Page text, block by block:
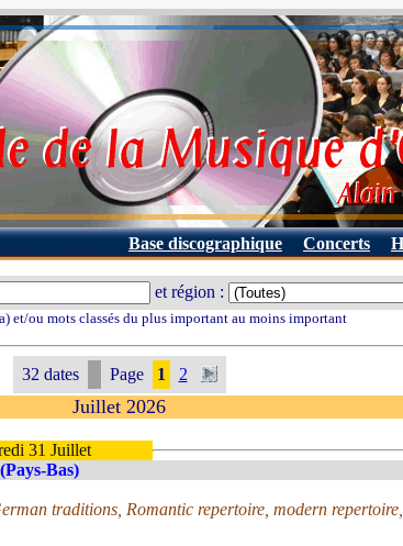
Base discographique Concerts
et région :
et/ou mots classés du plus important au moins important
32 dates Page 1 2
Juillet 2026
31 Juillet
Bas)
traditions, Romantic repertoire, modern repertoire,